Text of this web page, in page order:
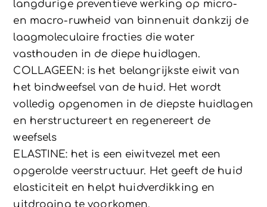
langdurige preventieve werking op micro-
en macro-ruwheid van binnenuit dankzij de
laagmoleculaire fracties die water
vasthouden in de diepe huidlagen.
COLLAGEEN: is het belangrijkste eiwit van
het bindweefsel van de huid. Het wordt
volledig opgenomen in de diepste huidlagen
en herstructureert en regenereert de
weefsels
ELASTINE: het is een eiwitvezel met een
opgerolde veerstructuur. Het geeft de huid
elasticiteit en helpt huidverdikking en
uitdroging te voorkomen.